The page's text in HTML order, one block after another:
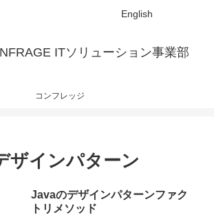
ITソリューション事業部
コンフレッジ
English
ザインパターン
Javaのデザインパターンファク
トリメソッド